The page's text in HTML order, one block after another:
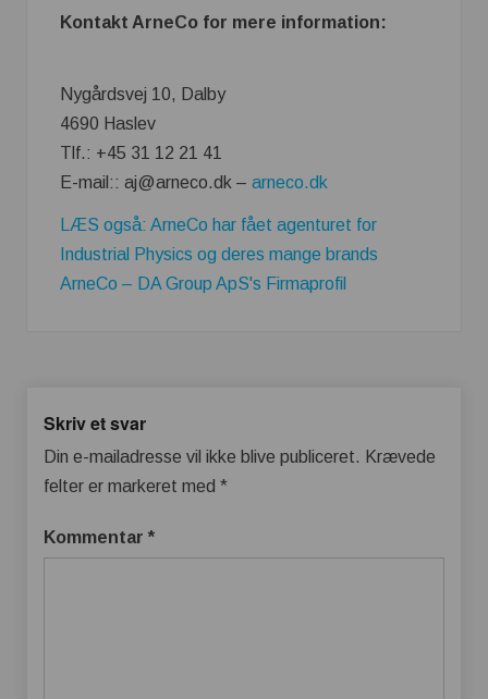
Kontakt ArneCo for mere information:
Nygårdsvej 10, Dalby
4690 Haslev
Tlf.: +45 31 12 21 41
E-mail:: aj@arneco.dk – arneco.dk
LÆS også: ArneCo har fået agenturet for
Industrial Physics og deres mange brands
ArneCo – DA Group ApS's Firmaprofil
Skriv et svar
Din e-mailadresse vil ikke blive publiceret. Krævede
felter er markeret med *
Kommentar *